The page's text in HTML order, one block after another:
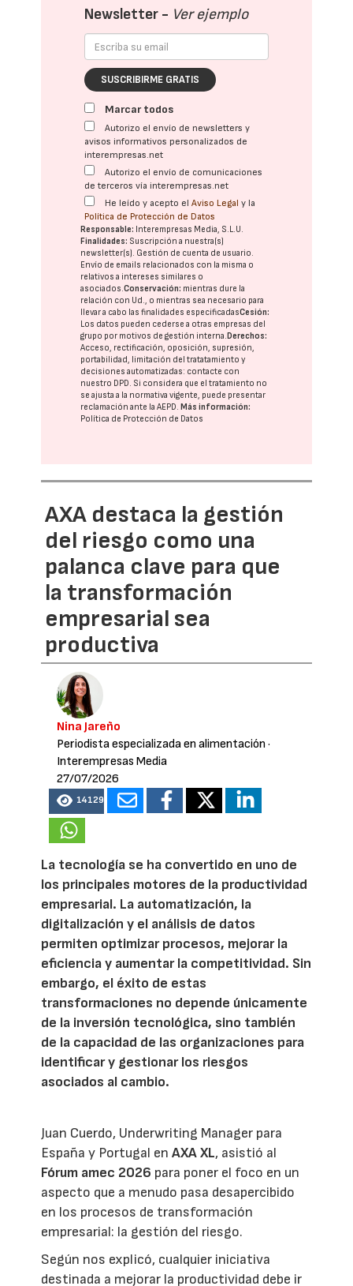
Newsletter - Ver ejemplo
SUSCRIBIRME GRATIS
Marcar todos
Autorizo el envío de newsletters y
avisos informativos personalizados de
interempresas.net
Autorizo el envío de comunicaciones
de terceros vía interempresas.net
He leído y acepto elAviso Legal y la
Política de Protección de Datos
Responsable: Interempresas Media, S.L.U.
Finalidades: Suscripción a nuestra(s)
newsletter(s). Gestión de cuenta de usuario.
Envío de emails relacionados con la misma o
relativos a intereses similares o
asociados.Conservación: mientras dure la
relación con Ud., o mientras sea necesario para
llevar a cabo las finalidades especificadasCesión:
Los datos pueden cederse a otras empresas del
grupo por motivos de gestión interna. Derechos:
Acceso, rectificación, oposición, supresión,
portabilidad, limitación del tratatamiento y
decisiones automatizadas: contacte con
nuestro DPD. Si considera que el tratamiento no
se ajusta a la normativa vigente, puede presentar
reclamación ante laAEPD. Más información:
Política de Protección de Datos
AXA destaca la gestión
del riesgo como una
palanca clave para que
la transformación
empresarial sea
productiva
Nina Jareño
Periodista especializada en alimentación ·
Interempresas Media
27/07/2026
14129
La tecnología se ha convertido en uno de
los principales motores de la productividad
empresarial. La automatización, la
digitalización y el análisis de datos
permiten optimizar procesos, mejorar la
eficiencia y aumentar la competitividad. Sin
embargo, el éxito de estas
transformaciones no depende únicamente
de la inversión tecnológica, sino también
de la capacidad de las organizaciones para
identificar y gestionar los riesgos
asociados al cambio.
Juan Cuerdo, Underwriting Manager para
España y Portugal enAXA XL, asistió al
Fórum amec 2026 para poner el foco en un
aspecto que a menudo pasa desapercibido
en los procesos de transformación
empresarial: la gestión del riesgo.
Según nos explicó, cualquier iniciativa
destinada a mejorar la productividad debe ir